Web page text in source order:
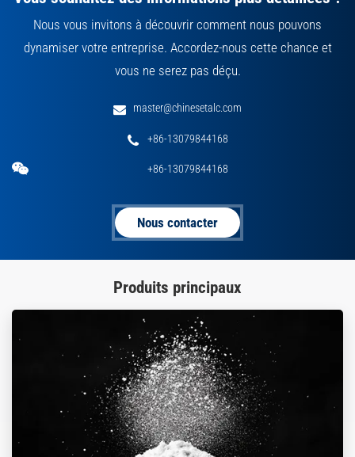
Nous vous invitons à découvrir comment nous pouvons
dynamiser votre entreprise. Accordez-nous cette chance et
vous ne serez pas déçu.
master@chinesetalc.com
+86-13079844168
+86-13079844168
Nous contacter
Produits principaux